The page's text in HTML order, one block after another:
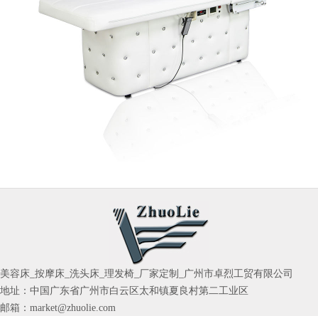
美容床_按摩床_洗头床_理发椅_厂家定制_广州市卓烈工贸有限公司
地址：中国广东省广州市白云区太和镇夏良村第二工业区
邮箱：market@zhuolie.com